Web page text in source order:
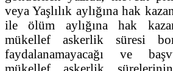
veya Yaşlılık aylığına hak
ile ölüm aylığına hak
mükellef askerlik süresi
faydalanamayacağı ve
mükellef askerlik